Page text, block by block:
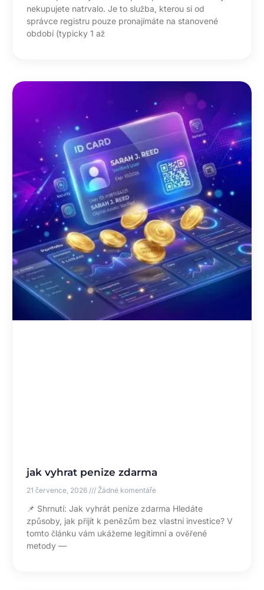
nekupujete natrvalo. Je to služba, kterou si od
správce registru pouze pronajímáte na stanovené
období (typicky 1 až
jak vyhrat penize zdarma
21 července, 2026 Žádné komentáře
📌 Shrnutí: Jak vyhrát peníze zdarma Hledáte
způsoby, jak přijít k penězům bez vlastní investice? V
tomto článku vám ukážeme legitimní a ověřené
metody —